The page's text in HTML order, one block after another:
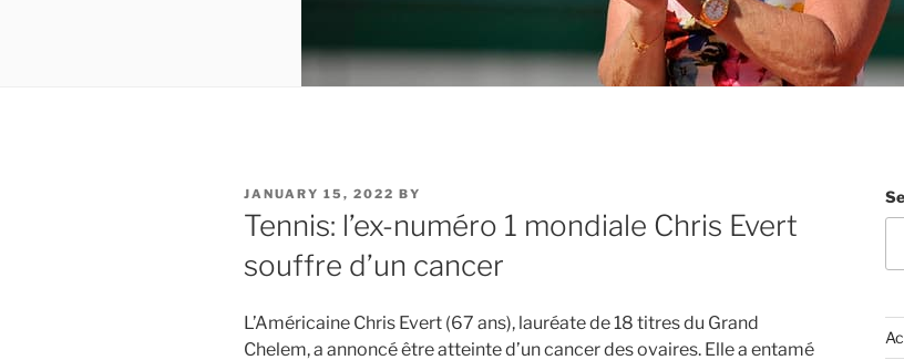
POSTED
ON
JANUARY 15, 2022 BY
Tennis: l’ex-numéro 1 mondiale Chris Evert
souffre d’un cancer
L’Américaine Chris Evert (67 ans), lauréate de 18 titres du Grand
Chelem, a annoncé être atteinte d’un cancer des ovaires. Elle a entamé